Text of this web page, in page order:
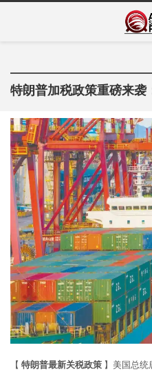
Asia
特朗普加税政策重磅来
【 特朗普最新关税政策 】美国总统